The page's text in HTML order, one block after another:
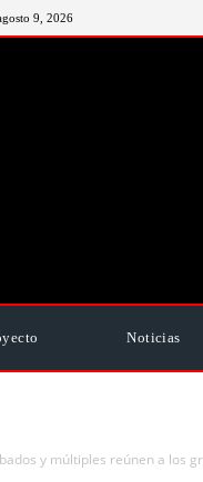
9, 2026
Noticias
y múltiples reúnen a los